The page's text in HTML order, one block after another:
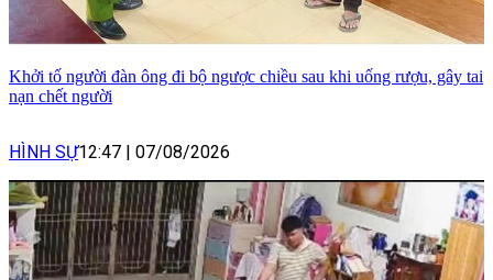
Khởi tố người đàn ông đi bộ ngược chiều sau khi uống rượu, gây tai
nạn chết người
HÌNH SỰ12:47 | 07/08/2026